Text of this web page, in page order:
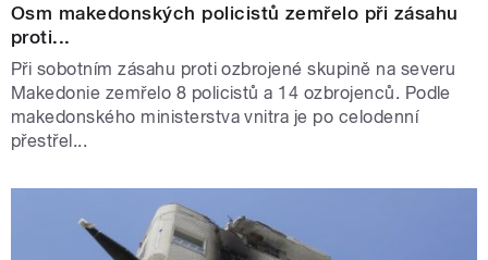
Osm makedonských policistů zemřelo při zásahu
proti...
Při sobotním zásahu proti ozbrojené skupině na severu
Makedonie zemřelo 8 policistů a 14 ozbrojenců. Podle
makedonského ministerstva vnitra je po celodenní
přestřel...